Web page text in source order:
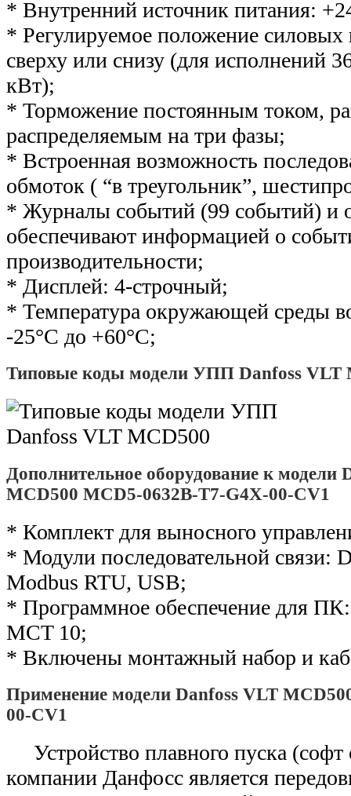
* Внутренний источник питания:
* Регулируемое положение
сверху или снизу (для исполнений
кВт);
* Торможение постоянным током,
распределяемым на три фазы;
* Встроенная возможность
обмоток ( “в треугольник”,
* Журналы событий (99 событий) и
обеспечивают информацией о
производительности;
* Дисплей: 4-строчный;
* Температура окружающей среды
-25°С до +60°С;
Типовые коды модели УПП Danfoss VLT
Дополнительное оборудование к модели
MCD500 MCD5-0632B-T7-G4X-00-CV1
* Комплект для выносного
* Модули последовательной связи:
Modbus RTU, USB;
* Программное обеспечение для
MCT 10;
* Включены монтажный набор и
Применение модели Danfoss VLT
00-CV1
Устройство плавного пуска (софт
компании Данфосс является